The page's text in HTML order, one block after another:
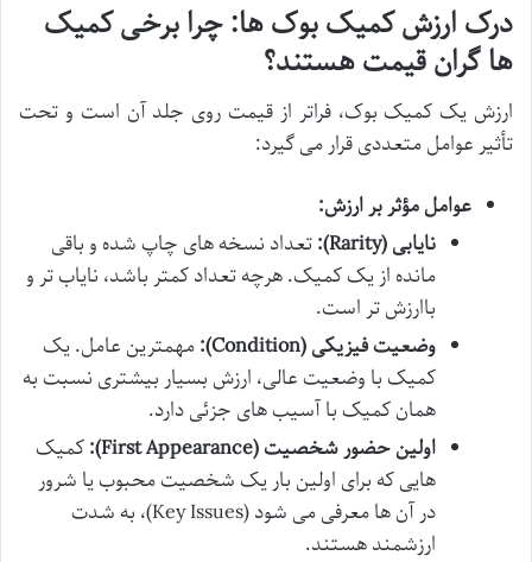
درک ارزش کمیک بوک ها: چرا برخی کمیک
ها گران قیمت هستند؟
ارزش یک کمیک بوک، فراتر از قیمت روی جلد آن است و تحت
تأثیر عوامل متعددی قرار می گیرد:
عوامل مؤثر بر ارزش:
نایابی (Rarity):
تعداد نسخه های چاپ شده و باقی
مانده از یک کمیک. هرچه تعداد کمتر باشد، نایاب تر و
باارزش تر است.
وضعیت فیزیکی (Condition):
مهمترین عامل. یک
کمیک با وضعیت عالی، ارزش بسیار بیشتری نسبت به
همان کمیک با آسیب های جزئی دارد.
اولین حضور شخصیت (First Appearance):
کمیک
هایی که برای اولین بار یک شخصیت محبوب یا شرور
در آن ها معرفی می شود (Key Issues)، به شدت
ارزشمند هستند.